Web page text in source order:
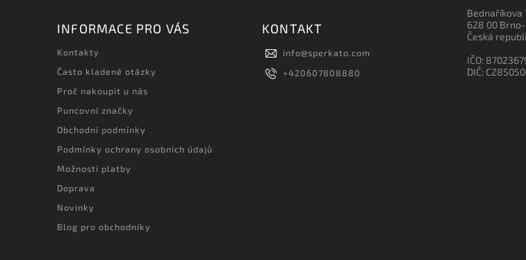
INFORMACE PRO VÁS
Kontakty
Často kladené otázky
Proč nakoupit u nás
Puncovní značky
Obchodní podmínky
Podmínky ochrany osobních údajů
Možnosti platby
Doprava
Novinky
Blog pro obchodníky
KONTAKT
info@sperkato.com
+420607808880
Bednaříkova
628 00
Česká
IČO:
DIČ: